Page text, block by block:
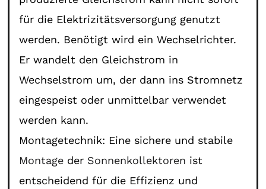
für die Elektrizitätsversorgung genutzt
werden. Benötigt wird ein Wechselrichter.
Er wandelt den Gleichstrom in
Wechselstrom um, der dann ins Stromnetz
eingespeist oder unmittelbar verwendet
werden kann.
Montagetechnik: Eine sichere und stabile
Montage der Sonnenkollektoren ist
entscheidend für die Effizienz und